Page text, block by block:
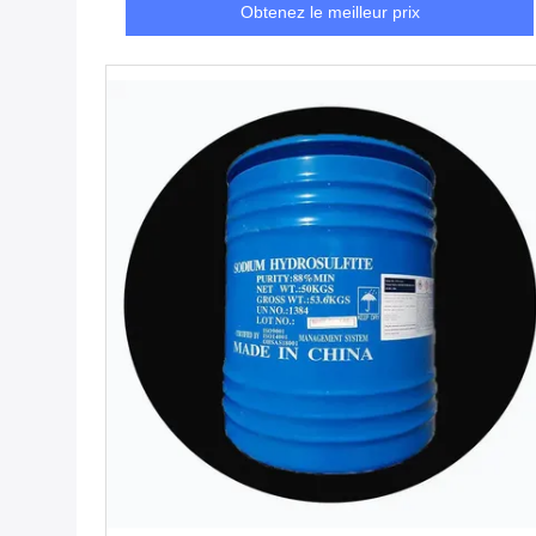
Obtenez le meilleur prix